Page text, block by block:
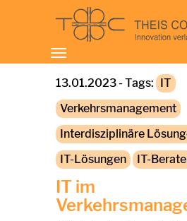
Toggle
navigation
13.01.2023 - Tags: IT
Verkehrsmanagement
Interdisziplinäre
IT-Lösungen
IT-
IT im